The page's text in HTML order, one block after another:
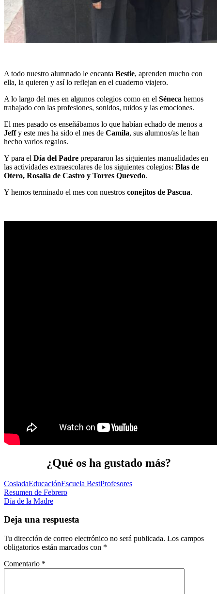
A todo nuestro alumnado le encanta Bestie, aprenden mucho con
ella, la quieren y así lo reflejan en el cuaderno viajero.
A lo largo del mes en algunos colegios como en el Séneca hemos
trabajado con las profesiones, sonidos, ruidos y las emociones.
El mes pasado os enseñábamos lo que habían echado de menos a
Jeffy este mes ha sido el mes de Camila, sus alumnos/as le han
hecho varios regalos.
Y para el Día del Padre prepararon las siguientes manualidades en
las actividades extraescolares de los siguientes colegios: Blas de
Otero, Rosalía de Castro y Torres Quevedo.
Y hemos terminado el mes con nuestros conejitos de Pascua.
¿Qué os ha gustado más?
CosladaEducaciónEscuela BestProfesores
Navegación
de
entradas
Resumen de Febrero
Día de la Madre
Deja una respuesta
Tu dirección de correo electrónico no será publicada. Los campos
obligatorios están marcados con *
Comentario *